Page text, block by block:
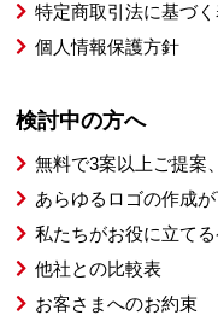
特定商取引法に基づ
個人情報保護方針
検討中の方へ
無料で3案以上ご提案
あらゆるロゴの作成
私たちがお役に立て
他社との比較表
お客さまへのお約束